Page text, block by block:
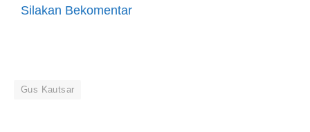
Silakan Bekomentar
Gus Kautsar